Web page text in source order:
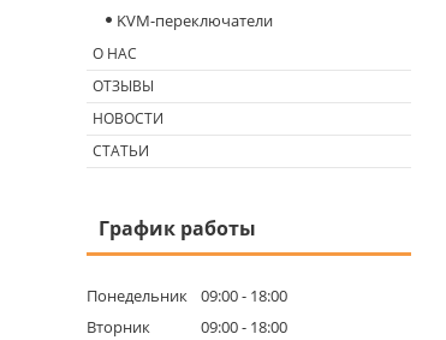
KVM-переключатели
О НАС
ОТЗЫВЫ
НОВОСТИ
СТАТЬИ
График работы
Понедельник 09:00
18:00
Вторник
09:00
18:00